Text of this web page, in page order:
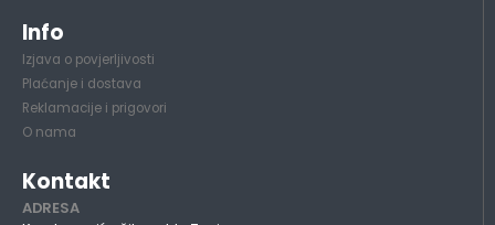
Info
Izjava o povjerljivosti
Plaćanje i dostava
Reklamacije i prigovori
O nama
Kontakt
ADRESA